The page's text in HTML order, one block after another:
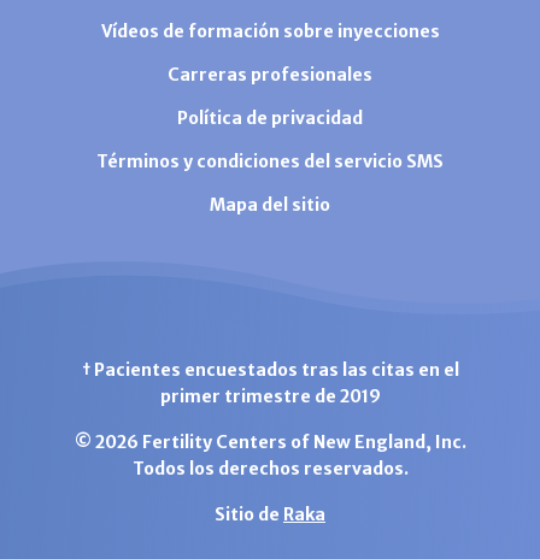
Vídeos de formación sobre inyecciones
Carreras profesionales
Política de privacidad
Términos y condiciones del servicio SMS
Mapa del sitio
† Pacientes encuestados tras las citas en el
primer trimestre de 2019
© 2026 Fertility Centers of New England, Inc.
Todos los derechos reservados.
Sitio de Raka